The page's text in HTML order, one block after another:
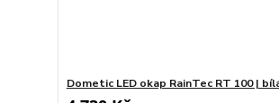
Dometic LED okap RainTec RT 100 |